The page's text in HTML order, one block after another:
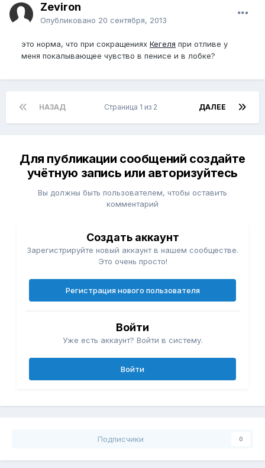
Zeviron
Опубликовано 20 сентября, 2013
это норма, что при сокращениях Кегеля при отливе у
меня покалывающее чувство в пенисе и в лобке?
НАЗАД ДАЛЕЕ
Страница 1 из 2
Для публикации сообщений создайте
учётную запись или авторизуйтесь
Вы должны быть пользователем, чтобы оставить
комментарий
Создать аккаунт
Зарегистрируйте новый аккаунт в нашем сообществе.
Это очень просто!
Регистрация нового пользователя
Войти
Уже есть аккаунт? Войти в систему.
Войти
Подписчики 0